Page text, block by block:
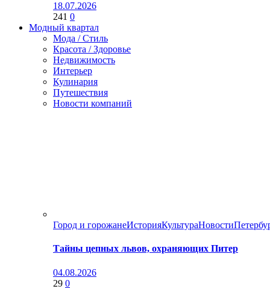
18.07.2026
241 0
Модный квартал
Мода / Стиль
Красота / Здоровье
Недвижимость
Интерьер
Кулинария
Путешествия
Новости компаний
Город и горожанеИсторияКультураНовости
Тайны цепных львов, охраняющих Питер
04.08.2026
29 0